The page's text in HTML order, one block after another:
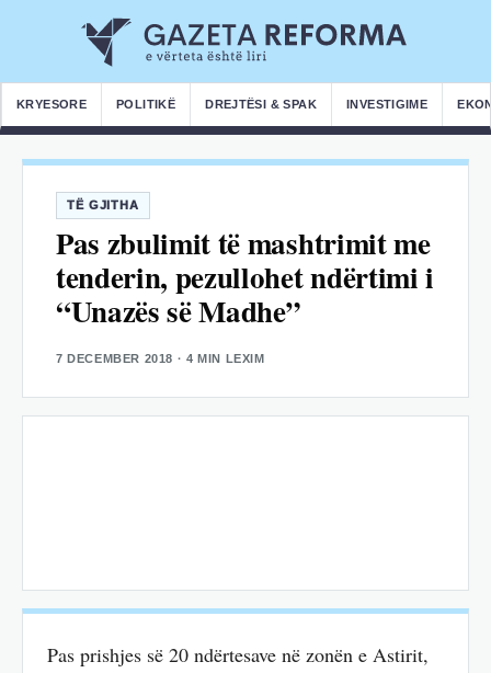
KRYESORE POLITIKË DREJTËSI & SPAK INVESTIGIME
TË GJITHA
Pas zbulimit të mashtrimit me
tenderin, pezullohet ndërtimi i
“Unazës së Madhe”
7 DECEMBER 2018 · 4 MIN LEXIM
Pas prishjes së 20 ndërtesave në zonën e Astirit,